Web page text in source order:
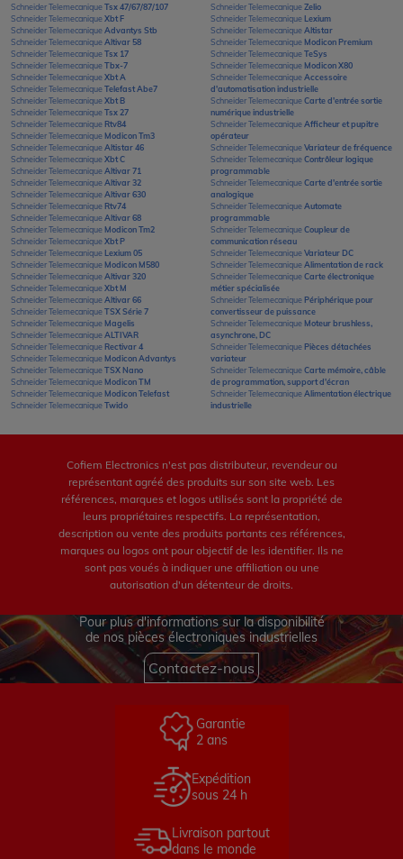
Schneider TelemecaniqueTsx 47/67/87/107
Schneider TelemecaniqueXbt F
Schneider TelemecaniqueAdvantys Stb
Schneider TelemecaniqueAltivar 58
Schneider TelemecaniqueTsx 17
Schneider TelemecaniqueTbx-7
Schneider TelemecaniqueXbt A
Schneider TelemecaniqueTelefast Abe7
Schneider TelemecaniqueXbt B
Schneider TelemecaniqueTsx 27
Schneider TelemecaniqueRtv84
Schneider TelemecaniqueModicon Tm3
Schneider TelemecaniqueAltistar 46
Schneider TelemecaniqueXbt C
Schneider TelemecaniqueAltivar 71
Schneider TelemecaniqueAltivar 32
Schneider TelemecaniqueAltivar 630
Schneider TelemecaniqueRtv74
Schneider TelemecaniqueAltivar 68
Schneider TelemecaniqueModicon Tm2
Schneider TelemecaniqueXbt P
Schneider TelemecaniqueLexium 05
Schneider TelemecaniqueModicon M580
Schneider TelemecaniqueAltivar 320
Schneider TelemecaniqueXbt M
Schneider TelemecaniqueAltivar 66
Schneider TelemecaniqueTSX Série 7
Schneider TelemecaniqueMagelis
Schneider TelemecaniqueALTIVAR
Schneider TelemecaniqueRectivar 4
Schneider TelemecaniqueModicon Advantys
Schneider TelemecaniqueTSX Nano
Schneider TelemecaniqueModicon TM
Schneider TelemecaniqueModicon Telefast
Schneider TelemecaniqueTwido
Schneider TelemecaniqueZelio
Schneider TelemecaniqueLexium
Schneider TelemecaniqueAltistar
Schneider TelemecaniqueModicon Premium
Schneider TelemecaniqueTeSys
Schneider TelemecaniqueModicon X80
Schneider TelemecaniqueAccessoire
d'automatisation industrielle
Schneider TelemecaniqueCarte d'entrée sortie
numérique industrielle
Schneider TelemecaniqueAfficheur et pupitre
opérateur
Schneider TelemecaniqueVariateur de fréquence
Schneider TelemecaniqueContrôleur logique
programmable
Schneider TelemecaniqueCarte d'entrée sortie
analogique
Schneider TelemecaniqueAutomate
programmable
Schneider TelemecaniqueCoupleur de
communication réseau
Schneider TelemecaniqueVariateur DC
Schneider TelemecaniqueAlimentation de rack
Schneider TelemecaniqueCarte électronique
métier spécialisée
Schneider TelemecaniquePériphérique pour
convertisseur de puissance
Schneider TelemecaniqueMoteur brushless,
asynchrone, DC
Schneider TelemecaniquePièces détachées
variateur
Schneider TelemecaniqueCarte mémoire, câble
de programmation, support d'écran
Schneider TelemecaniqueAlimentation électrique
industrielle
Cofiem Electronics n'est pas distributeur, revendeur ou
représentant agréé des produits sur son site web. Les
références, marques et logos utilisés sont la propriété de
leurs propriétaires respectifs. La représentation,
description ou vente des produits portants ces références,
marques ou logos ont pour objectif de les identifier. Ils ne
sont pas voués à indiquer une affiliation ou une
autorisation d'un détenteur de droits.
Pour plus d'informations sur la disponibilité
de nos pièces électroniques industrielles
Contactez-nous
Garantie
2 ans
Expédition
sous 24 h
Livraison partout
dans le monde